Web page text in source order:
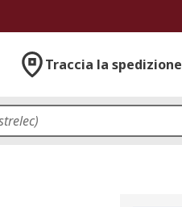
Traccia la spedizione